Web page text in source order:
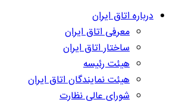
درباره اتاق ایران
معرفی اتاق ایران
ساختار اتاق ایران
هیئت رئیسه
هیئت نمایندگان اتاق ایران
شورای عالی نظارت